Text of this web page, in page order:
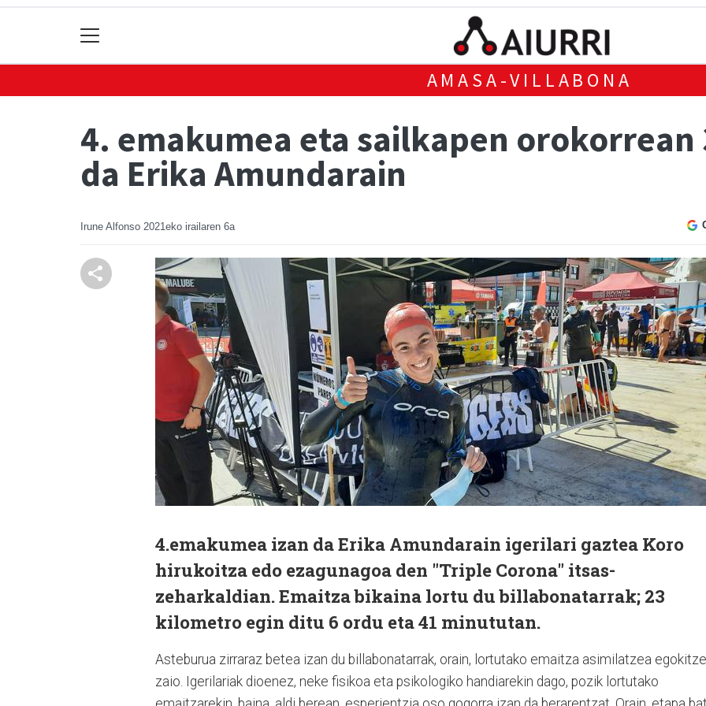
AMASA-VILLABONA
4. emakumea eta sailkapen
da Erika Amundarain
Irune Alfonso 2021eko irailaren 6a
4.emakumea izan da Erika Amundarain igerilari gaztea Koro
hirukoitza edo ezagunagoa den "Triple Corona" itsas-
zeharkaldian. Emaitza bikaina lortu du billabonatarrak; 23
kilometro egin ditu 6 ordu eta 41 minututan.
Asteburua zirraraz betea izan du billabonatarrak, orain, lortutako emaitza asimilatzea
zaio. Igerilariak dioenez, neke fisikoa eta psikologiko handiarekin dago, pozik lortutako